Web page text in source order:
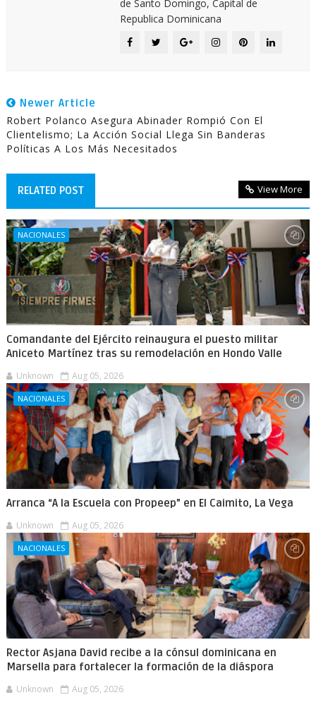
de Santo Domingo, Capital de
Republica Dominicana
Newer Article
Robert Polanco Asegura Abinader Rompió Con El
Clientelismo; La Acción Social Llega Sin Banderas
Políticas A Los Más Necesitados
RELATED POST View More
NACIONALES
Comandante del Ejército reinaugura el puesto militar
Aniceto Martínez tras su remodelación en Hondo Valle
Unknown Aug 05, 2026
NACIONALES
Arranca “A la Escuela con Propeep” en El Caimito, La Vega
Unknown Aug 05, 2026
NACIONALES
Rector Asjana David recibe a la cónsul dominicana en
Marsella para fortalecer la formación de la diáspora
Unknown Aug 05, 2026